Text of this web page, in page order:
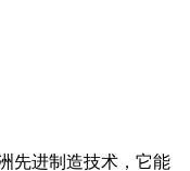
先进制造技术，它能